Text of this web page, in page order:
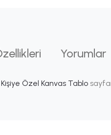
Yorumlar
Kişiye Özel Kanvas Tablo